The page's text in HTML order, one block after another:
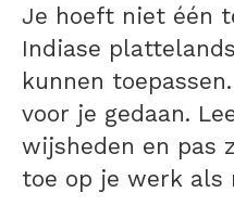
Je hoeft niet één
Indiase
kunnen
voor je gedaan.
wijsheden en pas
toe op je werk als